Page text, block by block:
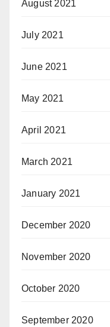
August 2021
July 2021
June 2021
May 2021
April 2021
March 2021
January 2021
December 2020
November 2020
October 2020
September 2020